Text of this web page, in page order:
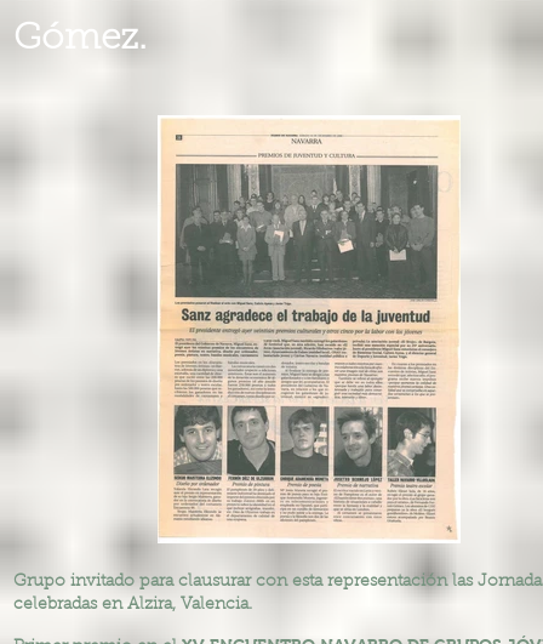
Gómez.
Grupo invitado para clausurar con esta representación las
celebradas en Alzira, Valencia.